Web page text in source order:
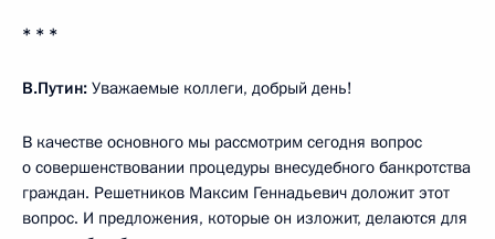
* * *
В.Путин: Уважаемые коллеги, добрый день!
В качестве основного мы рассмотрим сегодня вопрос
о совершенствовании процедуры внесудебного банкротства
граждан. Решетников Максим Геннадьевич доложит этот
вопрос. И предложения, которые он изложит, делаются для